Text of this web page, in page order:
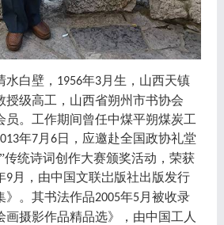
白壁， 1956年3月生，山西天镇
授级高工，山西省朔州市书协会
员。工作期间曾任中煤平朔煤炭工
年7月 6日，应邀赴全国政协礼堂
传统诗词创作大赛颁奖活动，荣获
9月，由中国文联岀版社出版发行
》。其书法作品2005年5月被收录
画摄影作品精品选》，由中国工人